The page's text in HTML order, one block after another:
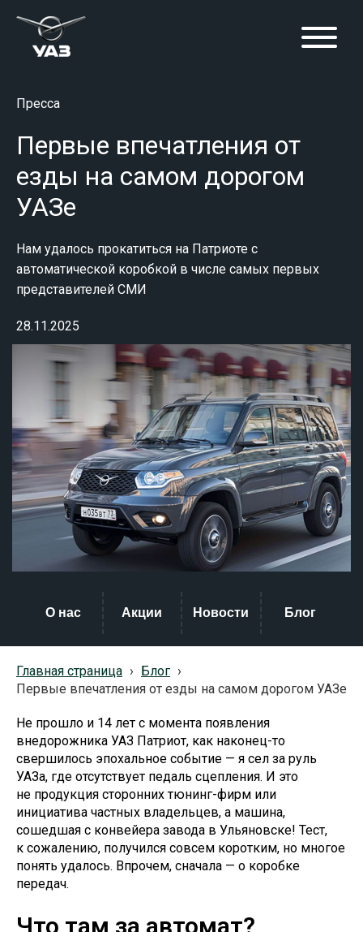
Пресса
Первые впечатления от
езды на самом дорогом
УАЗе
Нам удалось прокатиться на Патриоте с
автоматической коробкой в числе самых первых
представителей СМИ
28.11.2025
О нас Акции Новости Блог
Главная страница › Блог ›
Первые впечатления от езды на самом дорогом УАЗе
Не прошло и 14 лет с момента появления
внедорожника УАЗ Патриот, как наконец-то
свершилось эпохальное событие — я сел за руль
УАЗа, где отсутствует педаль сцепления. И это
не продукция сторонних тюнинг-фирм или
инициатива частных владельцев, а машина,
сошедшая с конвейера завода в Ульяновске! Тест,
к сожалению, получился совсем коротким, но многое
понять удалось. Впрочем, сначала — о коробке
передач.
Что там за автомат?